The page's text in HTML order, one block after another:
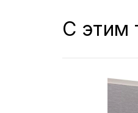
С этим